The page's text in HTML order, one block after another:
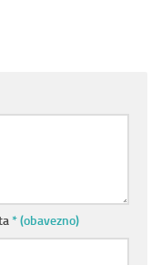
* (obavezno)